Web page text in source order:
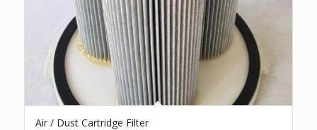
Air / Dust Cartridge Filter